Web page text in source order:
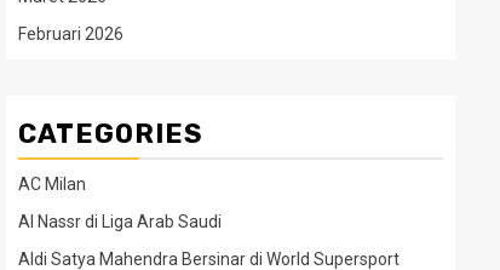
Februari 2026
CATEGORIES
AC Milan
Al Nassr di Liga Arab Saudi
Aldi Satya Mahendra Bersinar di World Supersport